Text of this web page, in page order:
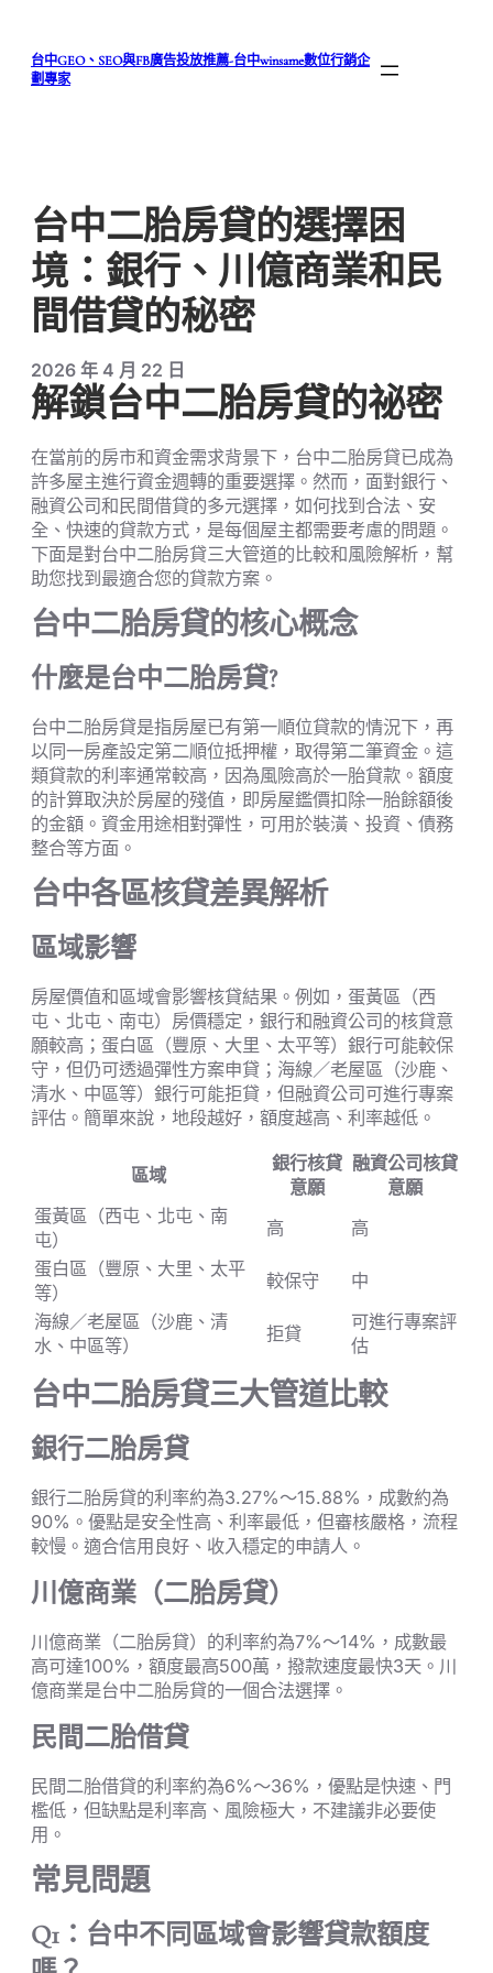
台中GEO、SEO與FB廣告投放推薦-台中winsame數位行銷企
劃專家
台中二胎房貸的選擇困
境：銀行、川億商業和民
間借貸的秘密
2026 年 4 月 22 日
解鎖台中二胎房貸的祕密
在當前的房市和資金需求背景下，台中二胎房貸已成為
許多屋主進行資金週轉的重要選擇。然而，面對銀行、
融資公司和民間借貸的多元選擇，如何找到合法、安
全、快速的貸款方式，是每個屋主都需要考慮的問題。
下面是對台中二胎房貸三大管道的比較和風險解析，幫
助您找到最適合您的貸款方案。
台中二胎房貸的核心概念
什麼是台中二胎房貸?
台中二胎房貸是指房屋已有第一順位貸款的情況下，再
以同一房產設定第二順位抵押權，取得第二筆資金。這
類貸款的利率通常較高，因為風險高於一胎貸款。額度
的計算取決於房屋的殘值，即房屋鑑價扣除一胎餘額後
的金額。資金用途相對彈性，可用於裝潢、投資、債務
整合等方面。
台中各區核貸差異解析
區域影響
房屋價值和區域會影響核貸結果。例如，蛋黃區（西
屯、北屯、南屯）房價穩定，銀行和融資公司的核貸意
願較高；蛋白區（豐原、大里、太平等）銀行可能較保
守，但仍可透過彈性方案申貸；海線／老屋區（沙鹿、
清水、中區等）銀行可能拒貸，但融資公司可進行專案
評估。簡單來說，地段越好，額度越高、利率越低。
區域
銀行核貸
意願
融資公司核貸
意願
蛋黃區（西屯、北屯、南
屯）
高
高
蛋白區（豐原、大里、太平
等）
較保守
中
海線／老屋區（沙鹿、清
水、中區等）
拒貸
可進行專案評
估
台中二胎房貸三大管道比較
銀行二胎房貸
銀行二胎房貸的利率約為3.27%～15.88%，成數約為
90%。優點是安全性高、利率最低，但審核嚴格，流程
較慢。適合信用良好、收入穩定的申請人。
川億商業（二胎房貸）
川億商業（二胎房貸）的利率約為7%～14%，成數最
高可達100%，額度最高500萬，撥款速度最快3天。川
億商業是台中二胎房貸的一個合法選擇。
民間二胎借貸
民間二胎借貸的利率約為6%～36%，優點是快速、門
檻低，但缺點是利率高、風險極大，不建議非必要使
用。
常見問題
Q1：台中不同區域會影響貸款額度